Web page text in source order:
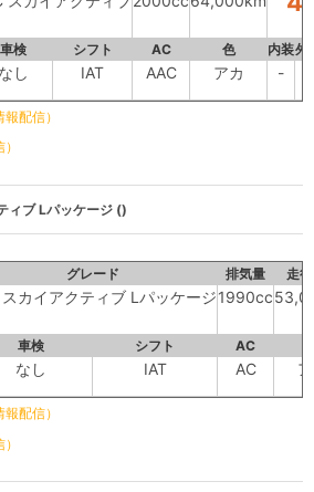
車検 シフト AC 色 内装外
なし IAT AAC アカ -
配信）
ィブ Lパッケージ ()
グレード 排気量 走
カイアクティブ Lパッケージ1990cc
車検 シフト AC
なし IAT AC
配信）